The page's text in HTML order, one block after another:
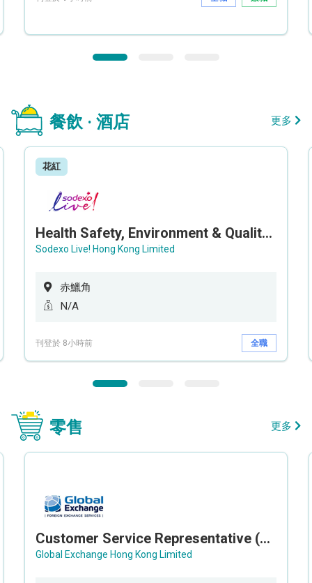
餐飲 · 酒店 更多
花紅
Health Safety, Environment & Quality Assurance Officer (Maternity cover – 5 months contract)
Sodexo Live! Hong Kong Limited
赤鱲角
N/A
刊登於 8小時前 全職
零售 更多
Customer Service Representative (Airport)
Global Exchange Hong Kong Limited